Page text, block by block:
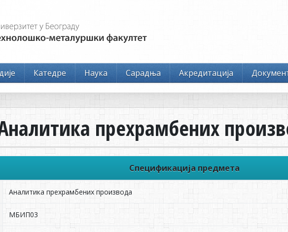
Катедре Наука Сарадња Акредитација
прехрамбених
Спецификација предмета
Аналитика прехрамбених производа
МБИП03